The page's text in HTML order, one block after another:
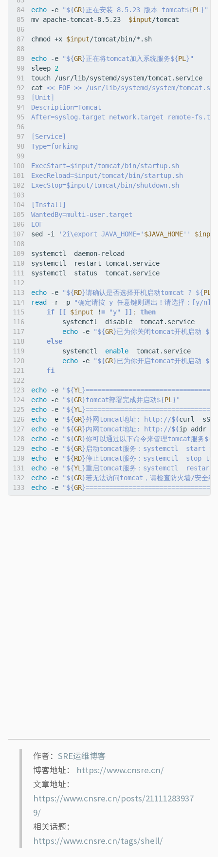
84
86
87
88
89
90
91
94
96
97
98
99
100
101
104
106
107
108
109
110
111
114
116
117
118
119
120
121
124
126
127
128
129
130
131
echo -e "${GR}正在安装 8.5.23 版本 tomcat${PL}"
mv apache-tomcat-8.5.23 $input
chmod +x $input
echo -e "${GR}正在将tomcat加入系统服务${PL}"
sleep 2
cat
EOF
sed -i
'2i\export JAVA_HOME=' $JAVA_HOME'' $input
echo -e "${RD}请确认是否选择开机启动tomcat ? ${PL
read
-r -p
"确定请按 y 任意键则退出！请选择：[y/n]"
if
[[ $input != "y" ]] ;
then
echo -e "${GR}已为你关闭tomcat开机启动 ${
else
        systemctl
enable
echo -e "${GR}已为你开启tomcat开机启动 ${
fi
echo -e "${YL}
echo -e "${GR}tomcat部署完成并启动${PL}"
echo -e "${YL}
echo -e "${GR}外网tomcat地址: http://$(curl -sS
echo -e "${GR}内网tomcat地址: http://$(ip addr
echo -e "${GR}你可以通过以下命令来管理tomcat服务${
echo -e "${GR}启动tomcat服务：systemctl  start
echo -e "${RD}停止tomcat服务：systemctl  stop
echo -e "${YL}重启tomcat服务：systemctl  restart
echo -e "${GR}若无法访问tomcat，请检查防火墙/安全
echo -e "${GR}
作者： SRE运维博客
博客地址： https://www.cnsre.cn/
文章地址：
https://www.cnsre.cn/posts/21111283937
9/
相关话题：
https://www.cnsre.cn/tags/shell/